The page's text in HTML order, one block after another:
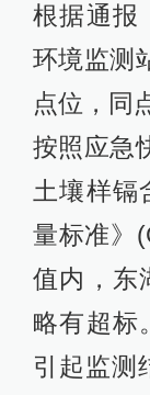
根据通报
环境监测
点位，同
按照应急
土壤样镉
量标准》
值内，东
略有超标
引起监测